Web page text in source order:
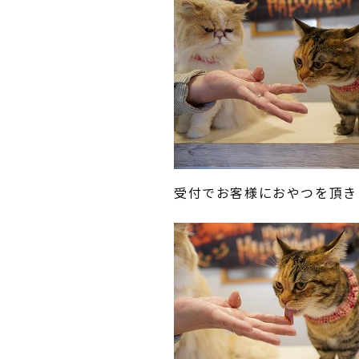
受付でお客様におやつを頂